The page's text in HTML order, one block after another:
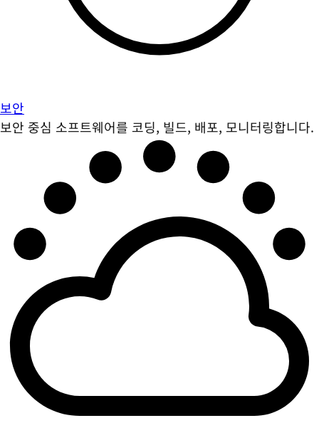
보안
보안 중심 소프트웨어를 코딩, 빌드, 배포, 모니터링합니다.